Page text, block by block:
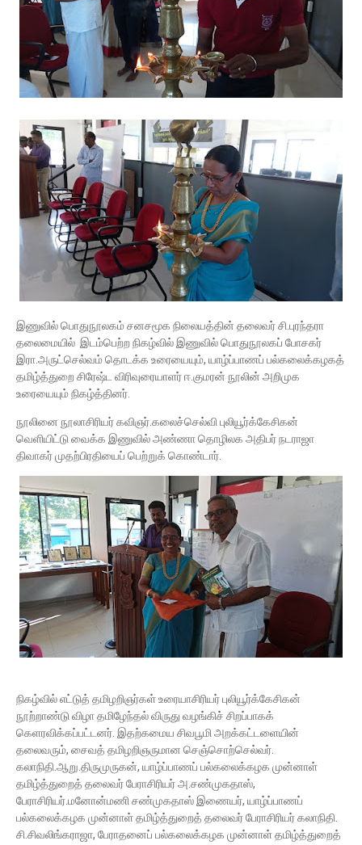
இணுவில் பொதுநூலகம் சனசமூக நிலையத்தின் தலைவர் சி.புரந்தரா
தலைமையில் இடம்பெற்ற நிகழ்வில் இணுவில் பொதுநூலகப் போசகர்
இரா.அருட்செல்வம் தொடக்க உரையையும், யாழ்ப்பாணப் பல்கலைக்கழகத்
தமிழ்த்துறை சிரேஷ்ட விரிவுரையாளர் ஈ.குமரன் நூலின் அறிமுக
உரையையும் நிகழ்த்தினர்.
நூலினை நூலாசிரியர் கவிஞர்.கலைச்செல்வி புலியூர்க்கேசிகன்
வெளியிட்டு வைக்க இணுவில் அண்ணா தொழிலக அதிபர் நடராஜா
திவாகர் முதற்பிரதியைப் பெற்றுக் கொண்டார்.
நிகழ்வில் எட்டுத் தமிழறிஞர்கள் உரையாசிரியர் புலியூர்க்கேசிகன்
நூற்றாண்டு விழா தமிழேந்தல் விருது வழங்கிச் சிறப்பாகக்
கெளரவிக்கப்பட்டனர். இதற்கமைய சிவபூமி அறக்கட்டளையின்
தலைவரும், சைவத் தமிழறிஞருமான செஞ்சொற்செல்வர்.
கலாநிதி.ஆறு.திருமுருகன், யாழ்ப்பாணப் பல்கலைக்கழக முன்னாள்
தமிழ்த்துறைத் தலைவர் பேராசிரியர் அ.சண்முகதாஸ்,
பேராசிரியர்.மனோன்மணி சண்முகதாஸ் இணையர், யாழ்ப்பாணப்
பல்கலைக்கழக முன்னாள் தமிழ்த்துறைத் தலைவர் பேராசிரியர் கலாநிதி.
சி.சிவலிங்கராஜா, பேராதனைப் பல்கலைக்கழக முன்னாள் தமிழ்த்துறைத்